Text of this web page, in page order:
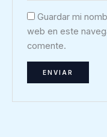
Guardar mi
web en este
comente.